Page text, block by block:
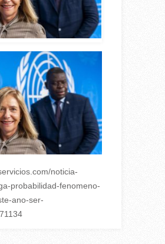
noticia-
probabilidad-fenomeno-
ano-ser-